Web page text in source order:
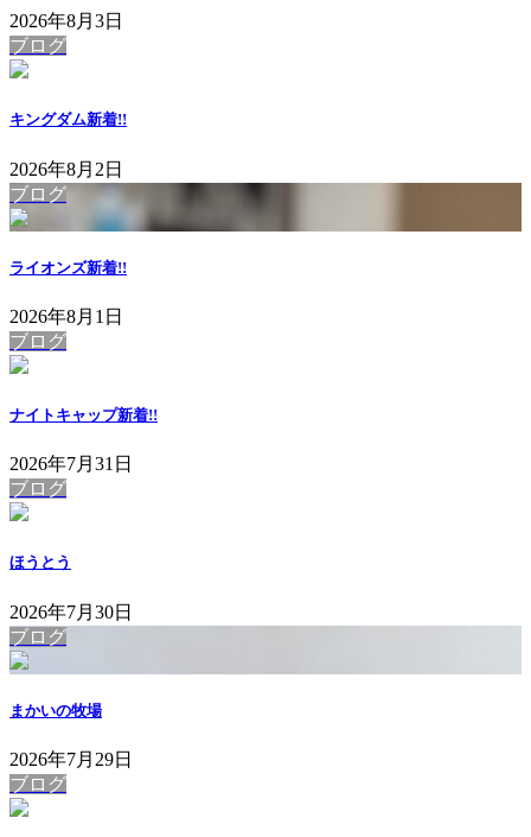
2026年8月3日
ブログ
キングダム新着!!
2026年8月2日
ブログ
ライオンズ新着!!
2026年8月1日
ブログ
ナイトキャップ新着!!
2026年7月31日
ブログ
ほうとう
2026年7月30日
ブログ
まかいの牧場
2026年7月29日
ブログ